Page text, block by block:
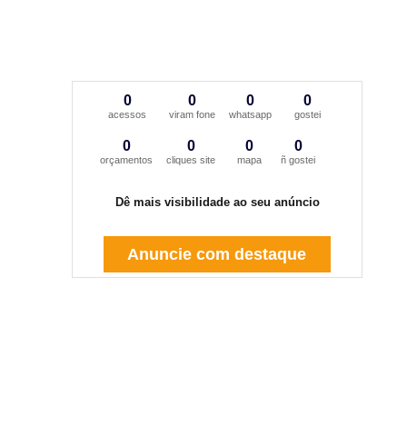
0
acessos
0
viram fone
0
whatsapp
0
gostei
0
orçamentos
0
cliques site
0
mapa
0
ñ gostei
Dê mais visibilidade ao seu anúncio
Anuncie com destaque